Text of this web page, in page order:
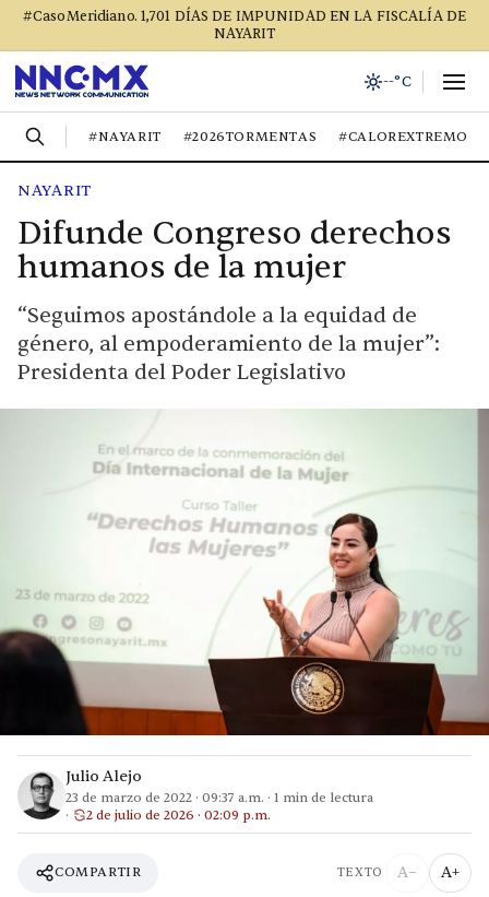
#CasoMeridiano. 1,701 DÍAS DE IMPUNIDAD EN LA FISCALÍA DE
NAYARIT
--°C
#NAYARIT #2026TORMENTAS #CALOREXTREMO
NAYARIT
Difunde Congreso derechos
humanos de la mujer
“Seguimos apostándole a la equidad de
género, al empoderamiento de la mujer”:
Presidenta del Poder Legislativo
Julio Alejo
23 de marzo de 2022 · 09:37 a.m. · 1 min de lectura
2 de julio de 2026 · 02:09 p.m.
COMPARTIR TEXTO A− A+